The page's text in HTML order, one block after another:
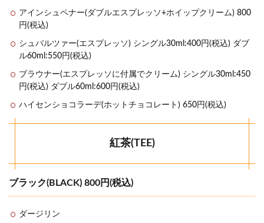
アインシュペナー(ダブルエスプレッソ+ホイップクリーム) 800
円(税込)
シュバルツァー(エスプレッソ) シングル30ml:400円(税込) ダブ
ル60ml:550円(税込)
ブラウナー(エスプレッソに付属でクリーム) シングル30ml:450
円(税込) ダブル60ml:600円(税込)
ハイセンショコラーデ(ホットチョコレート) 650円(税込)
紅茶(TEE)
ブラック(BLACK) 800円(税込)
ダージリン